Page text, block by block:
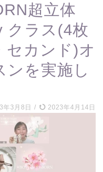
超立体
クラス(4枚
セカンド)オ
ンを実施し
年3月8日 / 2023年4月14日